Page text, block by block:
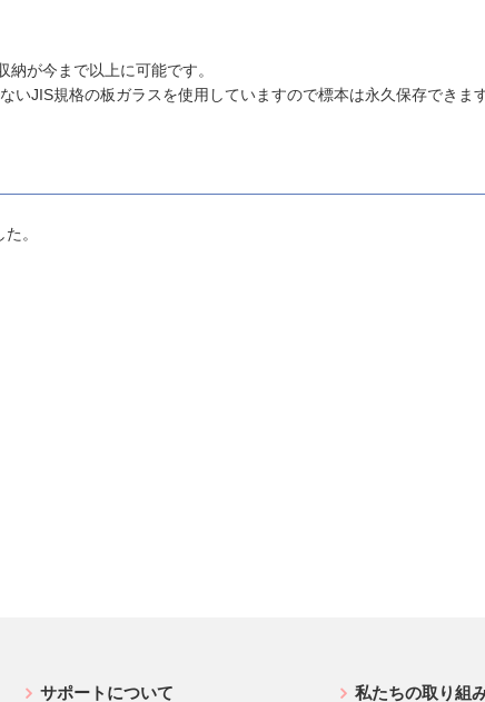
が今まで以上に可能です。
いJIS規格の板ガラスを使用していますので標本は永久保存できます
。
サポートについて 私たちの取り組